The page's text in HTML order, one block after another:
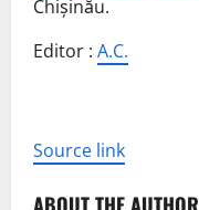
Chișinău.
Editor : A.C.
Source link